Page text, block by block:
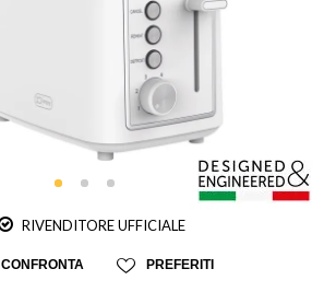
RIVENDITORE UFFICIALE
CONFRONTA PREFERITI